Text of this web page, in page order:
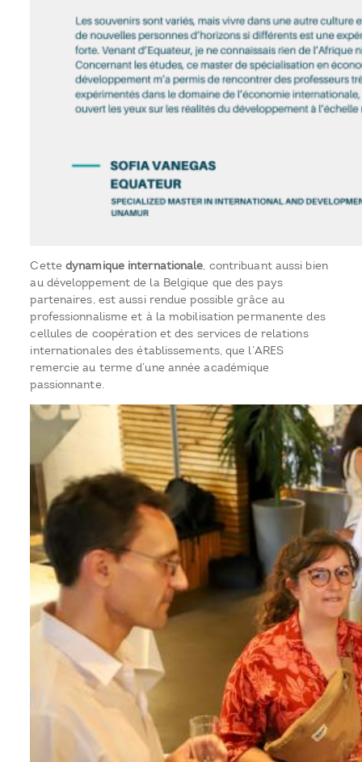
Cettedynamique internationale, contribuant aussi bien
au développement de la Belgique que des pays
partenaires, est aussi rendue possible grâce au
professionnalisme et à la mobilisation permanente des
cellules de coopération et des services de relations
internationales des établissements, que l’ARES
remercie au terme d’une année académique
passionnante.